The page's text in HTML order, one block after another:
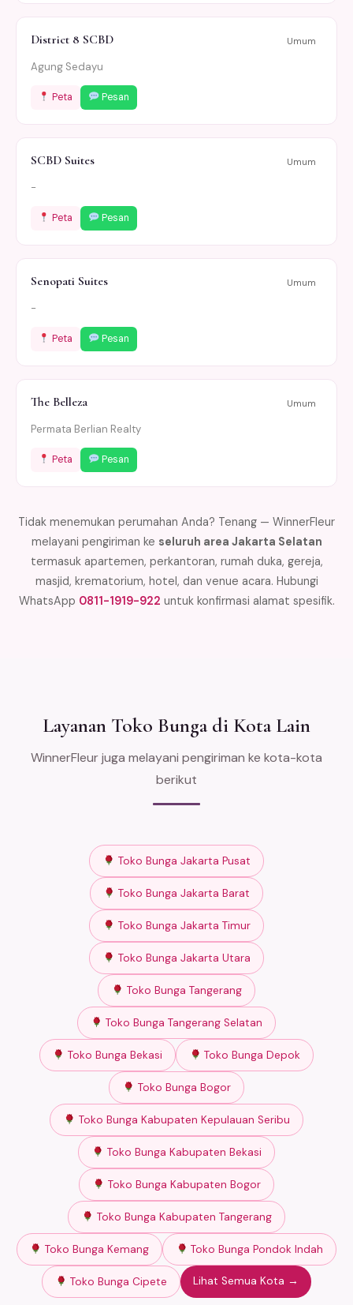
District 8 SCBD Umum
Agung Sedayu
Peta Pesan
SCBD Suites Umum
-
Peta Pesan
Senopati Suites Umum
-
Peta Pesan
The Belleza Umum
Permata Berlian Realty
Peta Pesan
Tidak menemukan perumahan Anda? Tenang — WinnerFleur
melayani pengiriman ke seluruh area Jakarta Selatan
termasuk apartemen, perkantoran, rumah duka, gereja,
masjid, krematorium, hotel, dan venue acara. Hubungi
WhatsApp 0811-1919-922 untuk konfirmasi alamat spesifik.
Layanan Toko Bunga di Kota Lain
WinnerFleur juga melayani pengiriman ke kota-kota
berikut
Toko Bunga Jakarta Pusat
Toko Bunga Jakarta Barat
Toko Bunga Jakarta Timur
Toko Bunga Jakarta Utara
Toko Bunga Tangerang
Toko Bunga Tangerang Selatan
Toko Bunga Bekasi Toko Bunga Depok
Toko Bunga Bogor
Toko Bunga Kabupaten Kepulauan Seribu
Toko Bunga Kabupaten Bekasi
Toko Bunga Kabupaten Bogor
Toko Bunga Kabupaten Tangerang
Toko Bunga Kemang Toko Bunga Pondok Indah
Toko Bunga Cipete Lihat Semua Kota →